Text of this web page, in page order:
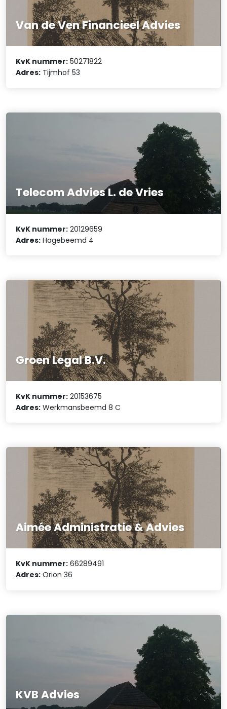
Van de Ven Financieel Advies
KvK nummer: 50271822
Adres: Tijmhof 53
Telecom Advies L. de Vries
KvK nummer: 20129659
Adres: Hagebeemd 4
Groen Legal B.V.
KvK nummer: 20153675
Adres: Werkmansbeemd 8 C
Aimée Administratie & Advies
KvK nummer: 66289491
Adres: Orion 36
KVB Advies